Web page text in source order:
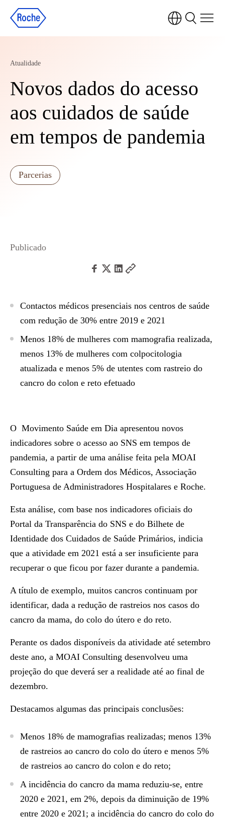
Atualidade
Novos dados do acesso
aos cuidados de saúde
em tempos de pandemia
Parcerias
Publicado
Contactos médicos presenciais nos centros de saúde
com redução de 30% entre 2019 e 2021
Menos 18% de mulheres com mamografia realizada,
menos 13% de mulheres com colpocitologia
atualizada e menos 5% de utentes com rastreio do
cancro do colon e reto efetuado
O Movimento Saúde em Dia apresentou novos
indicadores sobre o acesso ao SNS em tempos de
pandemia, a partir de uma análise feita pela MOAI
Consulting para a Ordem dos Médicos, Associação
Portuguesa de Administradores Hospitalares e Roche.
Esta análise, com base nos indicadores oficiais do
Portal da Transparência do SNS e do Bilhete de
Identidade dos Cuidados de Saúde Primários, indicia
que a atividade em 2021 está a ser insuficiente para
recuperar o que ficou por fazer durante a pandemia.
A título de exemplo, muitos cancros continuam por
identificar, dada a redução de rastreios nos casos do
cancro da mama, do colo do útero e do reto.
Perante os dados disponíveis da atividade até setembro
deste ano, a MOAI Consulting desenvolveu uma
projeção do que deverá ser a realidade até ao final de
dezembro.
Destacamos algumas das principais conclusões:
Menos 18% de mamografias realizadas; menos 13%
de rastreios ao cancro do colo do útero e menos 5%
de rastreios ao cancro do colon e do reto;
A incidência do cancro da mama reduziu-se, entre
2020 e 2021, em 2%, depois da diminuição de 19%
entre 2020 e 2021; a incidência do cancro do colo do